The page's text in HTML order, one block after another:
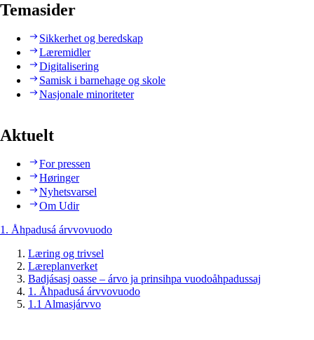
Temasider
Sikkerhet og beredskap
Læremidler
Digitalisering
Samisk i barnehage og skole
Nasjonale minoriteter
Aktuelt
For pressen
Høringer
Nyhetsvarsel
Om Udir
1. Åhpadusá árvvovuodo
Læring og trivsel
Læreplanverket
Badjásasj oasse – árvo ja prinsihpa vuodoåhpadussaj
1. Åhpadusá árvvovuodo
1.1 Almasjárvvo